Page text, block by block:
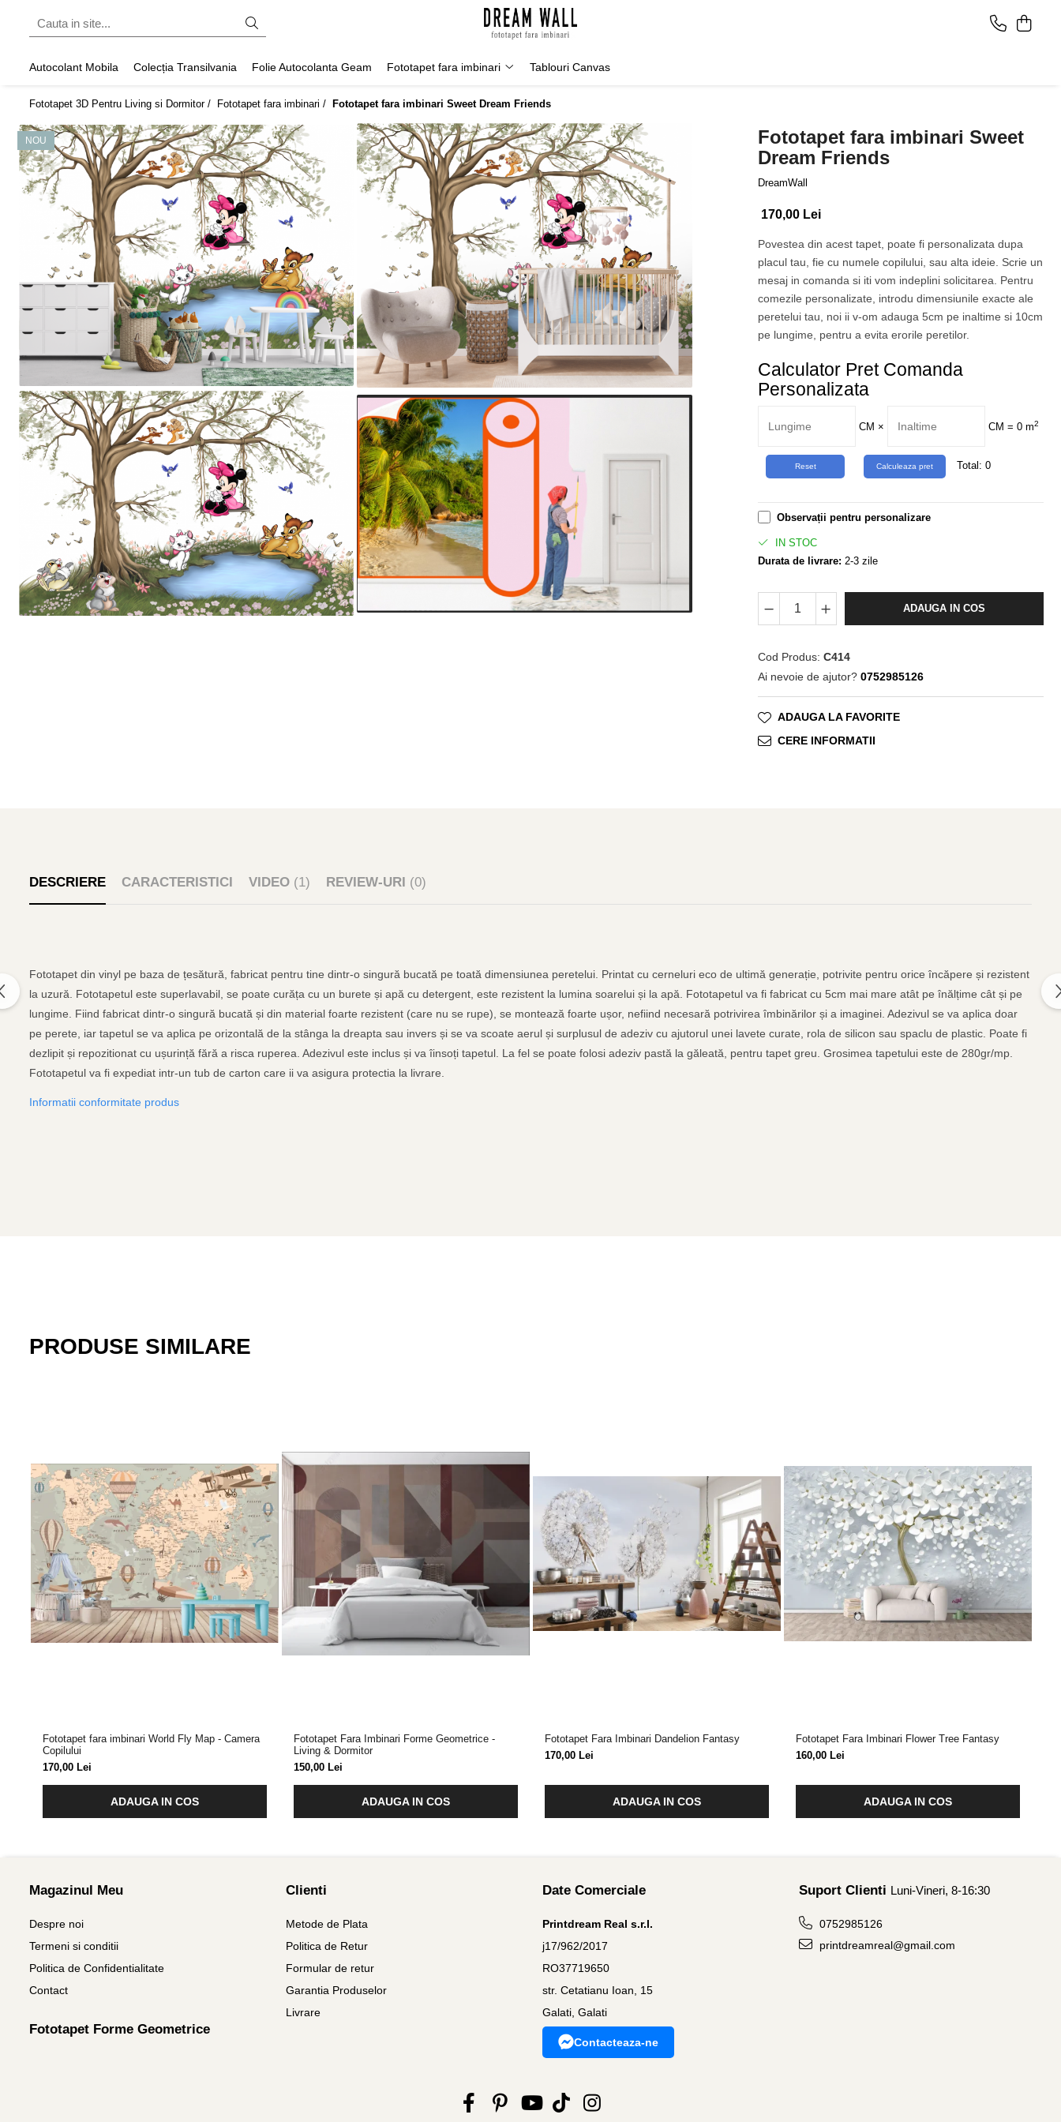
Abstract
Arhitectura
Fluid Art
Forme Geometrice
Fototapet 3D
Natura
Peisaj
Pentru copii
Tropical
Autocolant Mobila Colecția Transilvania Folie Autocolanta Geam Fototapet fara imbinari Tablouri Canvas
Fototapet 3D Pentru Living si Dormitor / Fototapet fara imbinari / Fototapet fara imbinari Sweet Dream Friends
NOU
Fototapet fara imbinari Sweet
Dream Friends
DreamWall
170,00 Lei
Povestea din acest tapet, poate fi personalizata dupa
placul tau, fie cu numele copilului, sau alta ideie. Scrie un
mesaj in comanda si iti vom indeplini solicitarea. Pentru
comezile personalizate, introdu dimensiunile exacte ale
peretelui tau, noi ii v-om adauga 5cm pe inaltime si 10cm
pe lungime, pentru a evita erorile peretilor.
Calculator Pret Comanda
Personalizata
CM × CM =0 m2
Total:0
Observații pentru personalizare
IN STOC
Durata de livrare: 2-3 zile
ADAUGA IN COS
Cod Produs: C414
Ai nevoie de ajutor? 0752985126
ADAUGA LA FAVORITE
CERE INFORMATII
DESCRIERE CARACTERISTICI VIDEO (1) REVIEW-URI (0)
Fototapet din vinyl pe baza de țesătură, fabricat pentru tine dintr-o singură bucată pe toată dimensiunea peretelui. Printat cu cerneluri eco de ultimă generație, potrivite pentru orice încăpere și rezistent
la uzură. Fototapetul este superlavabil, se poate curăța cu un burete și apă cu detergent, este rezistent la lumina soarelui și la apă. Fototapetul va fi fabricat cu 5cm mai mare atât pe înălțime cât și pe
lungime. Fiind fabricat dintr-o singură bucată și din material foarte rezistent (care nu se rupe), se montează foarte ușor, nefiind necesară potrivirea îmbinărilor și a imaginei. Adezivul se va aplica doar
pe perete, iar tapetul se va aplica pe orizontală de la stânga la dreapta sau invers și se va scoate aerul și surplusul de adeziv cu ajutorul unei lavete curate, rola de silicon sau spaclu de plastic. Poate fi
dezlipit și repozitionat cu ușurință fără a risca ruperea. Adezivul este inclus și va îinsoți tapetul. La fel se poate folosi adeziv pastă la găleată, pentru tapet greu. Grosimea tapetului este de 280gr/mp.
Fototapetul va fi expediat intr-un tub de carton care ii va asigura protectia la livrare.
Informatii conformitate produs
PRODUSE SIMILARE
Fototapet fara imbinari World Fly Map - Camera
Copilului
170,00 Lei
ADAUGA IN COS
Fototapet Fara Imbinari Forme Geometrice -
Living & Dormitor
150,00 Lei
ADAUGA IN COS
Fototapet Fara Imbinari Dandelion Fantasy
170,00 Lei
ADAUGA IN COS
Fototapet Fara Imbinari Flower Tree Fantasy
160,00 Lei
ADAUGA IN COS
Magazinul Meu
Despre noi
Termeni si conditii
Politica de Confidentialitate
Contact
Fototapet Forme Geometrice
Clienti
Metode de Plata
Politica de Retur
Formular de retur
Garantia Produselor
Livrare
Date Comerciale
Printdream Real s.r.l.
j17/962/2017
RO37719650
str. Cetatianu Ioan, 15
Galati, Galati
Contacteaza-ne
Suport Clienti Luni-Vineri, 8-16:30
0752985126
printdreamreal@gmail.com